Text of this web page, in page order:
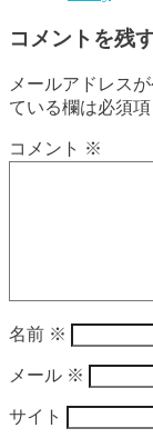
コメントを残
メールアドレス
ている欄は必須
コメント ※
名前 ※
メール ※
サイト